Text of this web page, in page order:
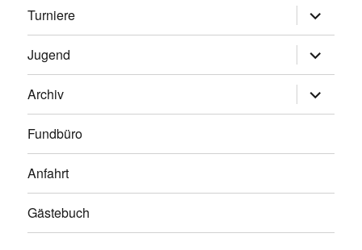
Turniere
anzeigen
Jugend
anzeigen
Archiv
anzeigen
Fundbüro
Anfahrt
Gästebuch